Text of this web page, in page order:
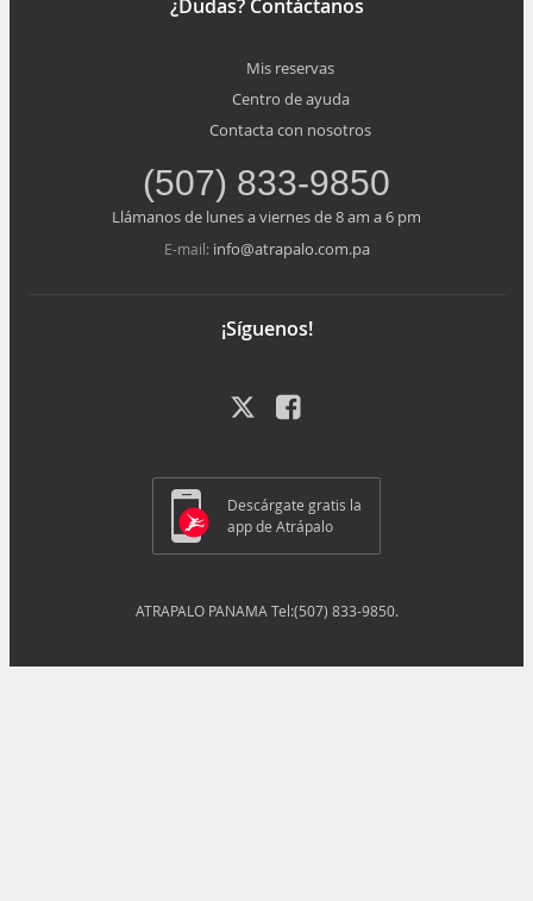
¿Dudas? Contáctanos
Mis reservas
Centro de ayuda
Contacta con nosotros
(507) 833-9850
Llámanos de lunes a viernes de 8 am a 6 pm
E-mail: info@atrapalo.com.pa
¡Síguenos!
Descárgate gratis la
app de Atrápalo
ATRAPALO PANAMA Tel:(507) 833-9850.